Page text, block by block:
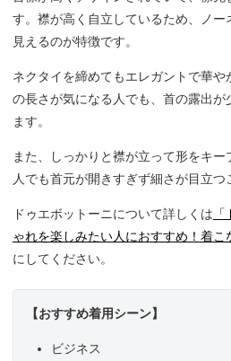
す。襟が高く自立しているため、ノー
見えるのが特徴です。
ネクタイを締めてもエレガントで華
の長さが気になる人でも、首の露出が
ます。
また、しっかりと襟が立って形をキ
人でも首元が開きすぎず細さが目立つ
ドゥエボットーニについて詳しくは
ゃれを楽しみたい人におすすめ！着こ
にしてください。
【おすすめ着用シーン】
ビジネス